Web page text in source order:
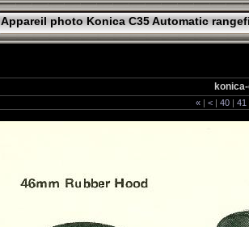
Appareil photo Konica C35 Automatic
« | < | 40 | 41